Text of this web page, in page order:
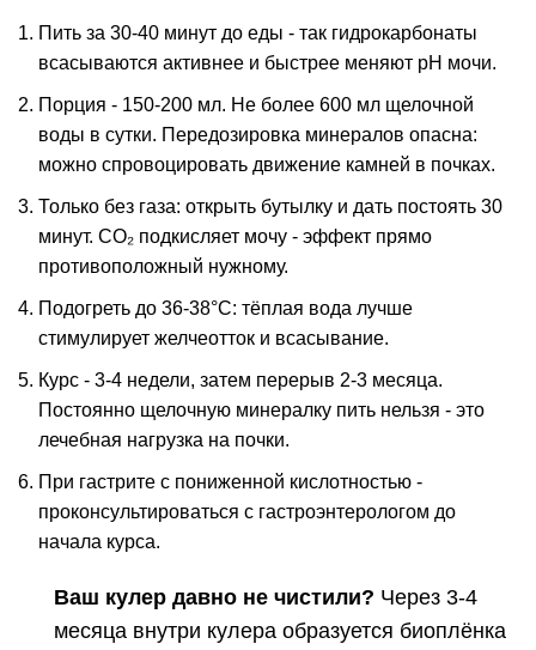
Пить за 30-40 минут до еды - так гидрокарбонаты
всасываются активнее и быстрее меняют pH мочи.
Порция - 150-200 мл. Не более 600 мл щелочной
воды в сутки. Передозировка минералов опасна:
можно спровоцировать движение камней в почках.
Только без газа: открыть бутылку и дать постоять 30
минут. CO₂ подкисляет мочу - эффект прямо
противоположный нужному.
Подогреть до 36-38°C: тёплая вода лучше
стимулирует желчеотток и всасывание.
Курс - 3-4 недели, затем перерыв 2-3 месяца.
Постоянно щелочную минералку пить нельзя - это
лечебная нагрузка на почки.
При гастрите с пониженной кислотностью -
проконсультироваться с гастроэнтерологом до
начала курса.
Ваш кулер давно не чистили? Через 3-4
месяца внутри кулера образуется биоплёнка